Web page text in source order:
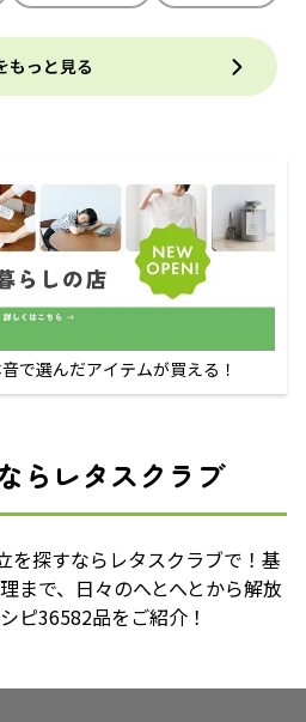
もっと見る
で選んだアイテムが買える！
らレタスクラブ
を探すならレタスクラブで！基
まで、日々のへとへとから解放
ピ36582品をご紹介！